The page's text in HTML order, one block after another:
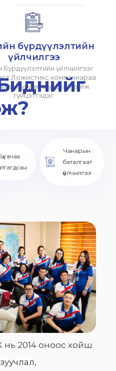
бүрдүүлэлтийн
үйлчилгээ
бүрдүүлэлтийн үйлчилгээг
Ложистикс компаниараа
хурдан шуурхай хийж
гүйцэтгэдэг.
ачаа
Чанарын
баталгаат
үйлчилгээ
2014 оноос хойш